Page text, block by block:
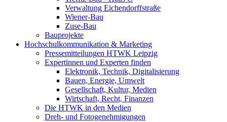
Verwaltung Eichendorffstraße
Wiener-Bau
Zuse-Bau
Bauprojekte
Hochschulkommunikation & Marketing
Pressemitteilungen HTWK Leipzig
Expertinnen und Experten finden
Elektronik, Technik, Digitalisierung
Bauen, Energie, Umwelt
Gesellschaft, Kultur, Medien
Wirtschaft, Recht, Finanzen
Die HTWK in den Medien
Dreh- und Fotogenehmigungen